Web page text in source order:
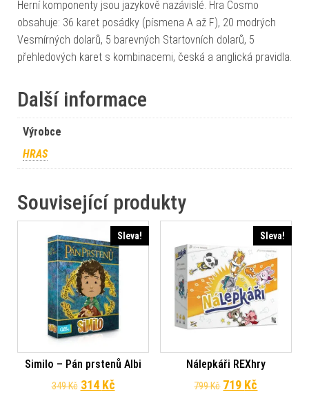
Herní komponenty jsou jazykově nazávislé. Hra Cosmo
obsahuje: 36 karet posádky (písmena A až F), 20 modrých
Vesmírných dolarů, 5 barevných Startovních dolarů, 5
přehledových karet s kombinacemi, česká a anglická pravidla.
Další informace
Výrobce
HRAS
Související produkty
Sleva!
Similo – Pán prstenů Albi
349Kč Původní cena byla: 349 Kč.
314 KčAktuální cena je: 314 Kč.
Sleva!
Nálepkáři REXhry
799Kč Původní cena
719 Kč